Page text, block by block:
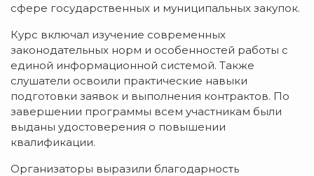
сфере государственных и муниципальных закупок.
Курс включал изучение современных
законодательных норм и особенностей работы с
единой информационной системой. Также
слушатели освоили практические навыки
подготовки заявок и выполнения контрактов. По
завершении программы всем участникам были
выданы удостоверения о повышении
квалификации.
Организаторы выразили благодарность